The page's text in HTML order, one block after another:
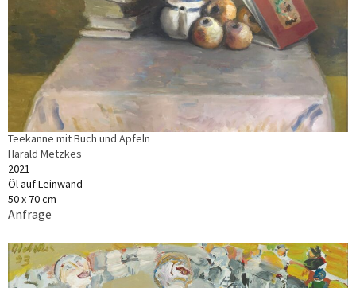
Teekanne mit Buch und Äpfeln
Harald Metzkes
2021
Öl auf Leinwand
50 x 70 cm
Anfrage